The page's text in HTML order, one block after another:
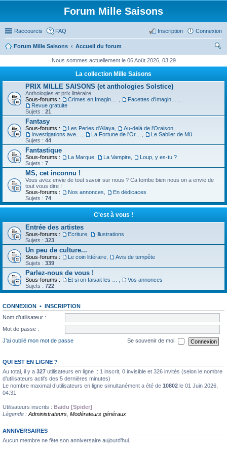
Forum Mille Saisons
Raccourcis FAQ Connexion
Inscription
Forum Mille Saisons
Accueil du forum
ch
Nous sommes actuellement le 06 Août 2026, 03:29
La collection Mille Saisons
PRIX MILLE SAISONS (et anthologies Solstice)
Anthologies et prix littéraire
Sous-forums :
Revue gratuite
Sujets : 21
Fantasy
Sous-forums : Les Perles d'Allaya Au-delà de l'Oraison
Le Sablier de Mû
Sujets : 44
Fantastique
Sous-forums : La Marque La Vampire
Loup, y es-tu ?
Sujets : 7
MS, cet inconnu !
Vous avez envie de tout savoir sur nous ? Ca tombe bien nous on a envie de
tout vous dire !
Sous-forums :
Nos annonces
En dédicaces
Sujets : 74
C'est à vous !
Entrée des artistes
Sous-forums : Ecriture
Illustrations
Sujets : 323
Un peu de culture...
Sous-forums : Le coin littéraire
Avis de tempête
Sujets : 339
Parlez-nous de vous !
Sous-forums :
Vos annonces
Sujets : 722
CONNEXION • INSCRIPTION
Nom d’utilisateur :
Mot de passe :
J’ai oublié mon mot de passe
Se souvenir de moi
QUI EST EN LIGNE ?
Au total, il y a 327 utilisateurs en ligne :: 1 inscrit, 0 invisible et 326 invités (selon le nombre
d’utilisateurs actifs des 5 dernières minutes)
Le nombre maximal d’utilisateurs en ligne simultanément a été de 10802 le 01 Juin 2026,
04:31
Utilisateurs inscrits : Baidu [Spider]
Légende : Administrateurs Modérateurs généraux
ANNIVERSAIRES
Aucun membre ne fête son anniversaire aujourd’hui.